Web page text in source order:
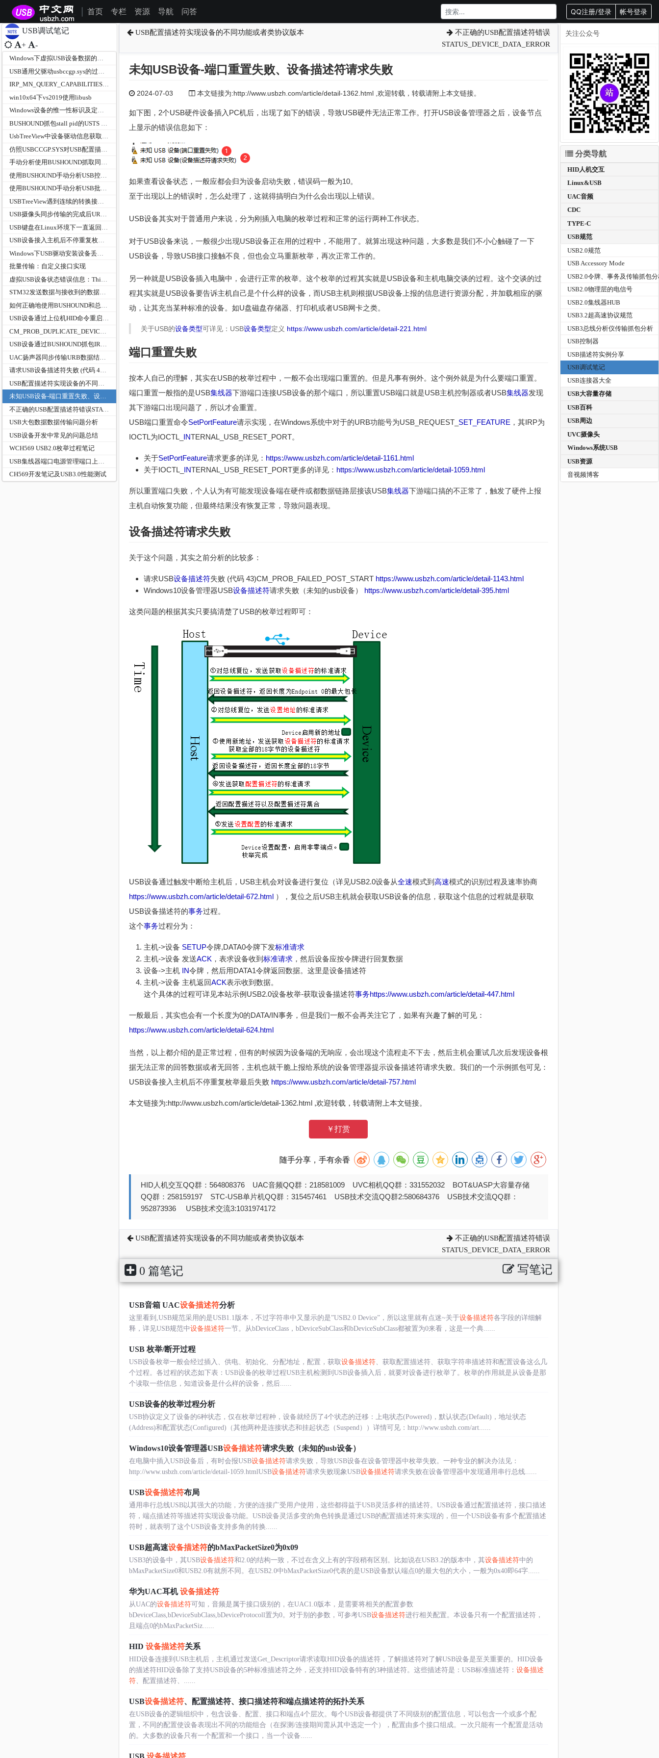
首页 专栏 资源 导航 问答 QQ注册/登录 帐号登录
USB调试笔记
+ -
Windows下虚拟USB设备数据的读写请求调试笔记
IRP_MN_QUERY_CAPABILITIES和IRP_MN_QUERY_INTERFACE在USB总线驱动中的作用
win10x64下vs2019使用libusb
Windows设备的惟一性标识及定位-DEVPKEY_Device_ContainerId
UsbTreeView中设备驱动信息获取方法
手动分析使用BUSHOUND抓取同步传输的URB
使用BUSHOUND手动分析USB批量传输的URB
USB摄像头同步传输的完成后URB参数
USB设备接入主机后不停重复枚举最后失败
批量传输：自定义接口实现
STM32发送数据与接收到的数据长度不一致问题
USB设备通过上位机HID命令重启几次后会出现未识别的USB设备，插拔设备端都没用，而是需要重启电脑才能恢复
USB设备通过BUSHOUND抓包IRP被取消USTS状态为0xC0010000
请求USB设备描述符失败 (代码 43)CM_PROB_FAILED_POST_START
未知USB设备-端口重置失败、设备描述符请求失败
USB大包数据数据传输问题分析
USB设备开发中常见的问题总结
WCH569 USB2.0枚举过程笔记
CH569开发笔记及USB3.0性能测试
USB配置描述符实现设备的不同功能或者类协议版本
不正确的USB配置描述符错误
STATUS_DEVICE_DATA_ERROR
未知USB设备-端口重置失败、设备描述符请求失败
2024-07-03 本文链接为:http://www.usbzh.com/article/detail-1362.html ,欢迎转载，转载请附上本文链接。
如下图，2个USB硬件设备插入PC机后，出现了如下的错误，导致USB硬件无法正常工作。打开USB设备管理器之后，设备节点
上显示的错误信息如下：
如果查看设备状态，一般应都会归为设备启动失败，错误码一般为10。
至于出现以上的错误时，怎么处理了，这就得搞明白为什么会出现以上错误。
USB设备其实对于普通用户来说，分为刚插入电脑的枚举过程和正常的运行两种工作状态。
对于USB设备来说，一般很少出现USB设备正在用的过程中，不能用了。就算出现这种问题，大多数是我们不小心触碰了一下
USB设备，导致USB接口接触不良，但也会立马重新枚举，再次正常工作的。
另一种就是USB设备插入电脑中，会进行正常的枚举。这个枚举的过程其实就是USB设备和主机电脑交谈的过程。这个交谈的过
程其实就是USB设备要告诉主机自己是个什么样的设备，而USB主机则根据USB设备上报的信息进行资源分配，并加载相应的驱
动，让其充当某种标准的设备。如U盘磁盘存储器、打印机或者USB网卡之类。
关于USB的设备类型可详见：USB设备类型定义 https://www.usbzh.com/article/detail-221.html
端口重置失败
按本人自己的理解，其实在USB的枚举过程中，一般不会出现端口重置的。但是凡事有例外。这个例外就是为什么要端口重置。
端口重置一般指的是USB集线器下游端口连接USB设备的那个端口，所以重置USB端口就是USB主机控制器或者USB集线器发现
其下游端口出现问题了，所以才会重置。
USB端口重置命令SetPortFeature请示实现，在Windows系统中对于的URB功能号为USB_REQUEST_ SET_FEATURE，其IRP为
IOCTL为IOCTL_ INTERNAL_USB_RESET_PORT。
关于SetPortFeature请求更多的详见： https://www.usbzh.com/article/detail-1161.html
关于IOCTL_ INTERNAL_USB_RESET_PORT更多的详见： https://www.usbzh.com/article/detail-1059.html
所以重置端口失败，个人认为有可能发现设备端在硬件或都数据链路层接该USB集线器下游端口搞的不正常了，触发了硬件上报
主机自动恢复功能，但最终结果没有恢复正常，导致问题表现。
设备描述符请求失败
关于这个问题，其实之前分析的比较多：
请求USB设备描述符失败 (代码 43)CM_PROB_FAILED_POST_START https://www.usbzh.com/article/detail-1143.html
Windows10设备管理器USB设备描述符请求失败（未知的usb设备） https://www.usbzh.com/article/detail-395.html
这类问题的根据其实只要搞清楚了USB的枚举过程即可：
USB设备通过触发中断给主机后，USB主机会对设备进行复位（详见USB2.0设备从全速模式到 高速模式的识别过程及速率协商
https://www.usbzh.com/article/detail-672.html），复位之后USB主机就会获取USB设备的信息，获取这个信息的过程就是获取
USB设备描述符的事务过程。
这个事务过程分为：
主机->设备 SETUP令牌,DATA0令牌下发标准请求
主机->设备 发送ACK ，表求设备收到 标准请求，然后设备应按令牌进行回复数据
设备->主机 IN令牌，然后用DATA1令牌返回数据。这里是设备描述符
主机->设备 主机返回ACK表示收到数据。
这个具体的过程可详见本站示例USB2.0设备枚举-获取设备描述符事务https://www.usbzh.com/article/detail-447.html
一般最后，其实也会有一个长度为0的DATA/IN事务，但是我们一般不会再关注它了，如果有兴趣了解的可见：
https://www.usbzh.com/article/detail-624.html
当然，以上都介绍的是正常过程，但有的时候因为设备端的无响应，会出现这个流程走不下去，然后主机会重试几次后发现设备根
据无法正常的回答数据或者无回答，主机也就干脆上报给系统的设备管理器提示设备描述符请求失败。我们的一个示例抓包可见：
USB设备接入主机后不停重复枚举最后失败 https://www.usbzh.com/article/detail-757.html
本文链接为:http://www.usbzh.com/article/detail-1362.html ,欢迎转载，转载请附上本文链接。
￥打赏
随手分享，手有余香
HID人机交互QQ群：564808376 UAC音频QQ群：218581009 UVC相机QQ群：331552032 BOT&UASP大容量存储
QQ群：258159197 STC-USB单片机QQ群：315457461 USB技术交流QQ群2:580684376 USB技术交流QQ群：
952873936 USB技术交流3:1031974172
USB配置描述符实现设备的不同功能或者类协议版本
不正确的USB配置描述符错误
STATUS_DEVICE_DATA_ERROR
0 篇笔记 写笔记
USB音箱 UAC设备描述符分析
这里看到,USB规范采用的是USB1.1版本，不过字符串中又显示的是”USB2.0 Device”，所以这里就有点迷~关于设备描述符各字段的详细解
释，详见USB规范中设备描述符一节。从bDeviceClass，bDeviceSubClass和bDeviceSubClass都被置为0来看，这是一个典......
USB 枚举/断开过程
USB设备枚举一般会经过插入、供电、初始化、分配地址，配置，获取设备描述符、获取配置描述符、获取字符串描述符和配置设备这么几
个过程。各过程的状态如下表：USB设备的枚举过程USB主机检测到USB设备插入后，就要对设备进行枚举了。枚举的作用就是从设备是那
个读取一些信息，知道设备是什么样的设备，然后......
USB设备的枚举过程分析
USB协议定义了设备的6种状态，仅在枚举过程种，设备就经历了4个状态的迁移：上电状态(Powered)，默认状态(Default)，地址状态
(Address)和配置状态(Configured)（其他两种是连接状态和挂起状态（Suspend））详情可见：http://www.usbzh.com/art......
Windows10设备管理器USB设备描述符请求失败（未知的usb设备）
在电脑中插入USB设备后，有时会报USB设备描述符请求失败，导致USB设备在设备管理器中枚举失败。一种专业的解决办法见：
http://www.usbzh.com/article/detail-1059.htmlUSB设备描述符请求失败现象USB设备描述符请求失败在设备管理器中发现通用串行总线......
USB设备描述符布局
通用串行总线USB以其强大的功能，方便的连接广受用户使用，这些都得益于USB灵活多样的描述符。USB设备通过配置描述符，接口描述
符，端点描述符等描述符实现设备功能。USB设备灵活多变的角色转换是通过USB的配置描述符来实现的，但一个USB设备有多个配置描述
符时，就表明了这个USB设备支持多角的转换......
USB超高速设备描述符的bMaxPacketSize0为0x09
USB3的设备中，其USB设备描述符和2.0的结构一致，不过在含义上有的字段稍有区别。比如说在USB3.2的版本中，其设备描述符中的
bMaxPacketSize0和USB2.0有就所不同。在USB2.0中bMaxPacketSize0代表的是USB设备默认端点0的最大包的大小，一般为0x40即64字......
华为UAC耳机设备描述符
从UAC的设备描述符可知，音频是属于接口级别的，在UAC1.0版本，是需要将相关的配置参数
bDeviceClass,bDeviceSubClass,bDeviceProtocoll置为0。对于别的参数，可参考USB设备描述符进行相关配置。本设备只有一个配置描述符，
且端点0的bMaxPacketSiz......
HID 设备描述符关系
HID设备连接到USB主机后，主机通过发送Get_Descriptor请求读取HID设备的描述符，了解描述符对了解USB设备是至关重要的。HID设备
的描述符HID设备除了支持USB设备的5种标准描述符之外，还支持HID设备特有的3种描述符。这些描述符是：USB标准描述符： 设备描述
符、配置描述符、......
USB设备描述符、配置描述符、接口描述符和端点描述符的拓扑关系
在USB设备的逻辑组织中，包含设备、配置、接口和端点4个层次。每个USB设备都提供了不同级别的配置信息，可以包含一个或多个配
置，不同的配置使设备表现出不同的功能组合（在探测/连接期间需从其中选定一个），配置由多个接口组成。一次只能有一个配置是活动
的。大多数的设备只有一个配置和一个接口，当一个设备......
USB 设备描述符
关注公众号
分类导航
HID人机交互
Linux&USB
UAC音频
CDC
TYPE-C
USB规范
USB2.0规范
USB Accessory Mode
USB2.0令牌、事务及传输抓包
USB2.0物理层的电信号
USB2.0集线器HUB
USB3.2超高速协议规范
USB3总线分析仪传输抓包分析
USB控制器
USB描述符实例分享
USB调试笔记
USB连接器大全
USB大容量存储
USB百科
USB周边
UVC摄像头
Windows系统USB
USB资源
音视频博客